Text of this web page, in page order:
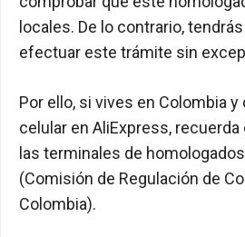
locales. De lo contrario,
efectuar este trámite sin
Por ello, si vives en Colombia
celular en AliExpress,
las terminales de homologados
(Comisión de Regulación de
Colombia).